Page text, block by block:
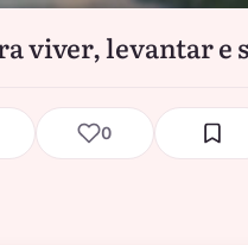
viver, levantar e
0